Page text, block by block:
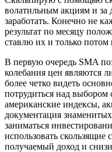
волатильным акциям и за
заработать. Конечно не
результат по месяцу
ставлю их и только потом
В первую очередь SMA
колебания цен являются
более четко видеть
потрудиться над выбором
американские индексы,
документация
заниматься
использовать скользящие
получаемый доход и